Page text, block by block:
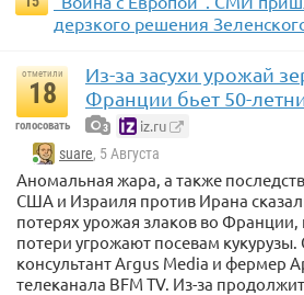
дерзкого решения
отметили
18
голосовать
Из-за засухи урожай
Франции бьет 50-
3 iz.ru
suare, 5 Августа
Аномальная жара, а также
США и Израиля против Ирана
потерях урожая злаков во
потери угрожают посевам
консультант Argus Media и фермер
телеканала BFM TV. Из-за